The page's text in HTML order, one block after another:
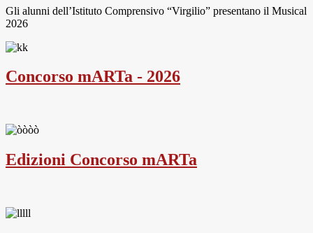
Gli alunni dell’Istituto Comprensivo “Virgilio” presentano il Musical
2026
Concorso mARTa - 2026
Edizioni Concorso mARTa